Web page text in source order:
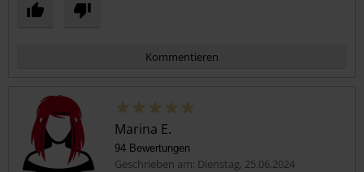
Kommentieren
Marina E.
94 Bewertungen
Geschrieben am: Dienstag, 25.06.2024